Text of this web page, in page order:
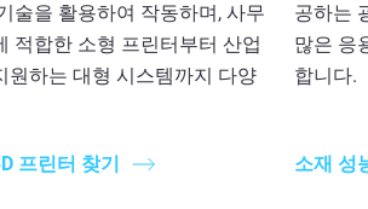
술을 활용하여 작동하며, 사무
적합한 소형 프린터부터 산업
원하는 대형 시스템까지 다양
프린터 찾기
공하는
많은 응
합니다.
소재 성